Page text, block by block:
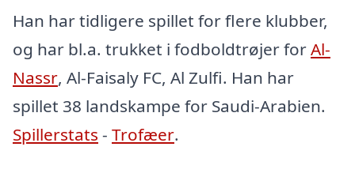
Han har tidligere spillet for flere klubber,
og har bl.a. trukket i fodboldtrøjer forAl-
Nassr, Al-Faisaly FC, Al Zulfi. Han har
spillet 38 landskampe for Saudi-Arabien.
Spillerstats - Trofæer.